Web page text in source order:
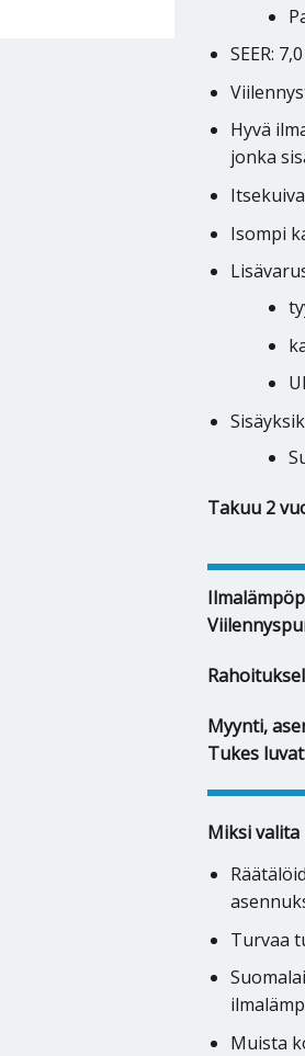
SEER:
Hyvä
jonka
Isompi
Takuu 2
Myynti,
Tukes
Miksi valita
Turvaa
Muista